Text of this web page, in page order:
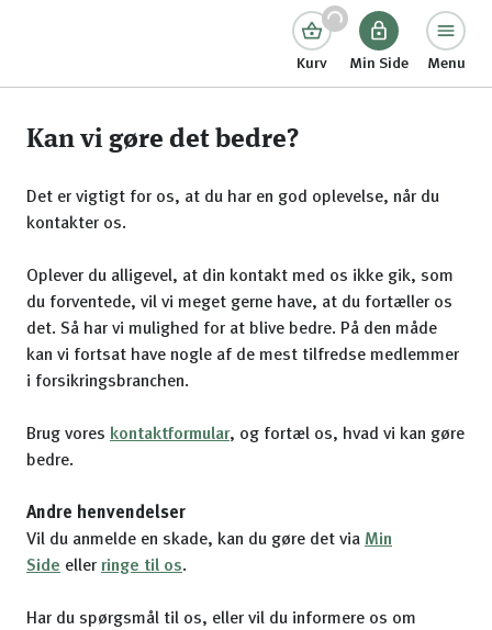
Kurv Min Side Menu
Kan vi gøre det bedre?
Det er vigtigt for os, at du har en god oplevelse, når du
kontakter os.
Oplever du alligevel, at din kontakt med os ikke gik, som
du forventede, vil vi meget gerne have, at du fortæller os
det. Så har vi mulighed for at blive bedre. På den måde
kan vi fortsat have nogle af de mest tilfredse medlemmer
i forsikringsbranchen.
Brug vores kontaktformular, og fortæl os, hvad vi kan gøre
bedre.
Andre henvendelser
Vil du anmelde en skade, kan du gøre det via Min
Side eller ringe til os.
Har du spørgsmål til os, eller vil du informere os om